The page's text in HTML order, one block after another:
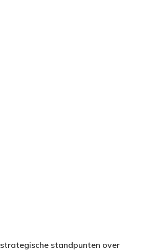
standpunten over